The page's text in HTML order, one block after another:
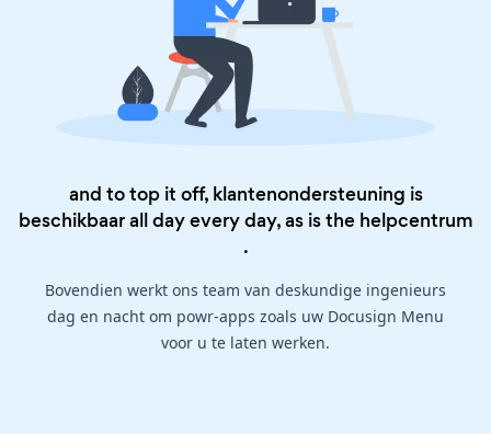
and to top it off, klantenondersteuning is
beschikbaar all day every day, as is the helpcentrum
.
Bovendien werkt ons team van deskundige ingenieurs
dag en nacht om powr-apps zoals uw Docusign Menu
voor u te laten werken.